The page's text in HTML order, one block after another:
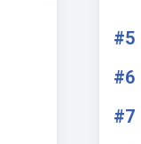
#5
#6
#7